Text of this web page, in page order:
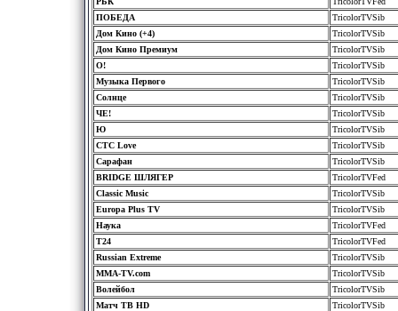
ПОБЕДА
TricolorTVSib
Дом Кино (+4)
TricolorTVSib
Дом Кино Премиум
TricolorTVSib
О!
TricolorTVSib
Музыка Первого
TricolorTVSib
Солнце
TricolorTVSib
ЧЕ!
TricolorTVSib
Ю
TricolorTVSib
СТС Love
TricolorTVSib
Сарафан
TricolorTVSib
BRIDGE ШЛЯГЕР
TricolorTVFed
Classic Music
TricolorTVSib
Europa Plus TV
TricolorTVSib
Наука
TricolorTVFed
Т24
TricolorTVFed
Russian Extreme
TricolorTVSib
MMA-TV.com
TricolorTVSib
Волейбол
TricolorTVSib
Матч ТВ HD
TricolorTVSib